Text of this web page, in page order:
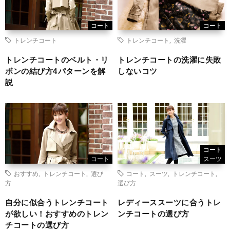
コート
トレンチコート
トレンチコートのベルト・リ
ボンの結び方4パターンを解
説
コート
トレンチコート 洗濯
トレンチコートの洗濯に失敗
しないコツ
コート
おすすめ トレンチコート
選び
方
自分に似合うトレンチコート
が欲しい！おすすめのトレン
チコートの選び方
コート
スーツ
コート スーツ トレンチコート
選び方
レディーススーツに合うトレ
ンチコートの選び方